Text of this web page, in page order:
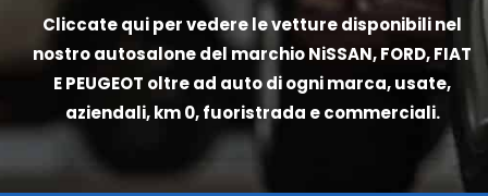
Cliccate quiper vedere le vetture disponibili nel
nostro autosalone del marchio NiSSAN, FORD, FIAT
E PEUGEOT oltre ad auto di ogni marca, usate,
aziendali, km 0, fuoristrada e commerciali.